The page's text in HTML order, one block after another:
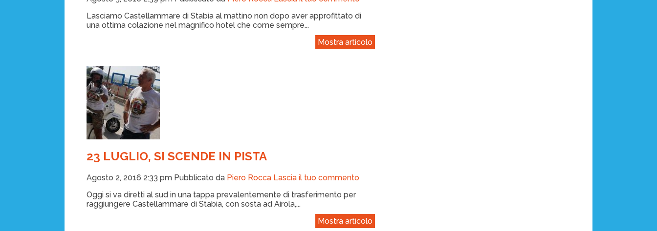
Lasciamo Castellammare di Stabia al mattino non dopo aver approfittato di
una ottima colazione nel magnifico hotel che come sempre...
Mostra articolo
23 LUGLIO, SI SCENDE IN PISTA
Agosto 2, 2016 2:33 pm Pubblicato da Piero Rocca Lascia il tuo commento
Oggi si va diretti al sud in una tappa prevalentemente di trasferimento per
raggiungere Castellammare di Stabia, con sosta ad Airola,...
Mostra articolo